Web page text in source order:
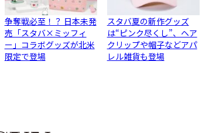
争奪戦必至！？ 日本未発
売「スタバ×ミッフィ
ー」コラボグッズが北米
限定で登場
スタバ夏の新作グッズ
は“ピンク尽くし”、ヘア
クリップや帽子などアパ
レル雑貨も登場